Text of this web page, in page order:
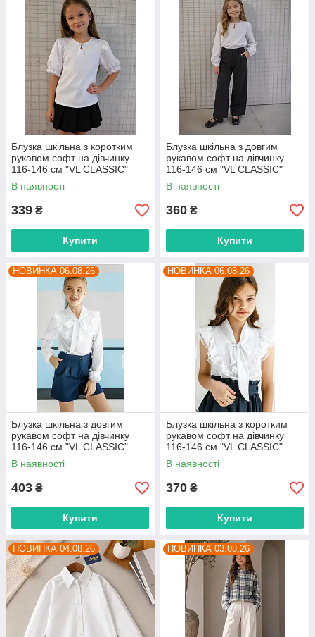
Блузка шкільна з коротким
рукавом софт на дівчинку
116-146 см "VL CLASSIC"
недорого від прямого
постачальника
В наявності
339 ₴
Купити
Блузка шкільна з довгим
рукавом софт на дівчинку
116-146 см "VL CLASSIC"
недорого від прямого
постачальника
В наявності
360 ₴
Купити
НОВИНКА 06.08.26
Блузка шкільна з довгим
рукавом софт на дівчинку
116-146 см "VL CLASSIC"
недорого від прямого
постачальника
В наявності
403 ₴
Купити
НОВИНКА 06.08.26
Блузка шкільна з коротким
рукавом софт на дівчинку
116-146 см "VL CLASSIC"
недорого від прямого
постачальника
В наявності
370 ₴
Купити
НОВИНКА 04.08.26 НОВИНКА 03.08.26